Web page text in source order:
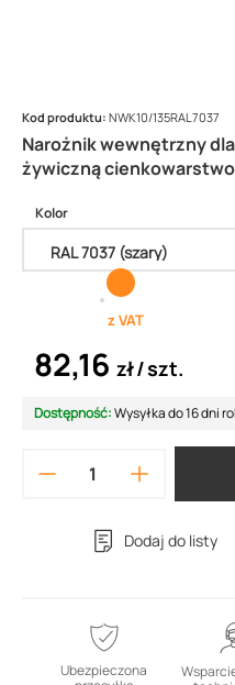
Narożnik wewnętrzny
żywiczną
Kod produktu: NWK10/135RAL7037
Kolor
z VAT
82,16 zł szt.
Dostępność:Wysyłka do 16 dni
Dodaj do listy
Ubezpieczona